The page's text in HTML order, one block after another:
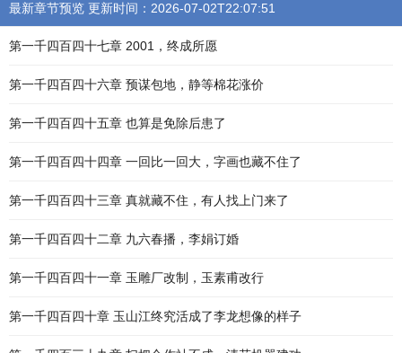
最新章节预览 更新时间：2026-07-02T22:07:51
第一千四百四十七章 2001，终成所愿
第一千四百四十六章 预谋包地，静等棉花涨价
第一千四百四十五章 也算是免除后患了
第一千四百四十四章 一回比一回大，字画也藏不住了
第一千四百四十三章 真就藏不住，有人找上门来了
第一千四百四十二章 九六春播，李娟订婚
第一千四百四十一章 玉雕厂改制，玉素甫改行
第一千四百四十章 玉山江终究活成了李龙想像的样子